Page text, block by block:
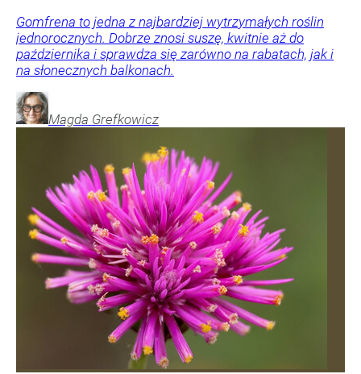
Gomfrena to jedna z najbardziej wytrzymałych roślin
jednorocznych. Dobrze znosi suszę, kwitnie aż do
października i sprawdza się zarówno na rabatach, jak i
na słonecznych balkonach.
Magda Grefkowicz